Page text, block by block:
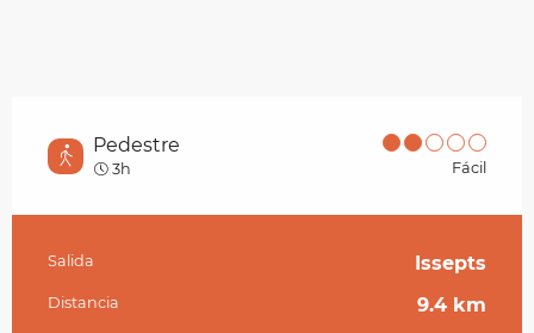
Pedestre
3h Fácil
Información práctica
Salida Issepts
Distancia 9.4 km